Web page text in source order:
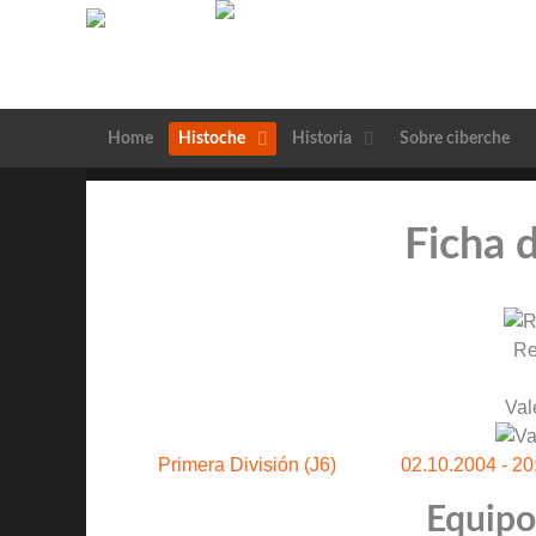
Home Histoche Historia Sobre ciberche
Ficha
Primera División (J6) 02.10.2004 -